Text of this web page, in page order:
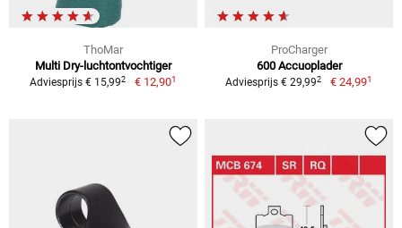
ThoMar
Multi Dry-luchtontvochtiger
Adviesprijs € 15,992 € 12,901
ProCharger
600 Accuoplader
Adviesprijs € 29,992 € 24,991